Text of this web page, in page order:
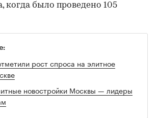
когда было проведено 105
рост спроса на элитное
новостройки Москвы — лидеры